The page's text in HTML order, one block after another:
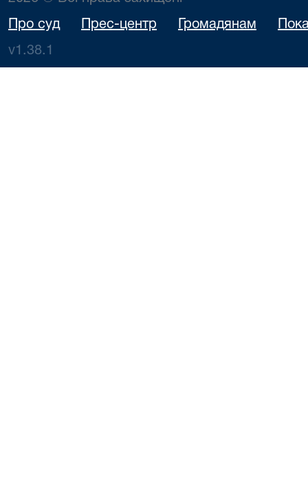
Про суд Прес-центр Громадянам
v1.38.1